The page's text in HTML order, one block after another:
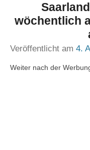
wöchentlich
Veröffentlicht am 4.
Weiter nach der